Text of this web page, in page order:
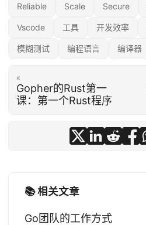
Reliable Scale Secure
Vscode 工具 开发效率
模糊测试 编程语言 编译器
«
Gopher的Rust第一
课：第一个Rust程序
📚 相关文章
Go团队的工作方式